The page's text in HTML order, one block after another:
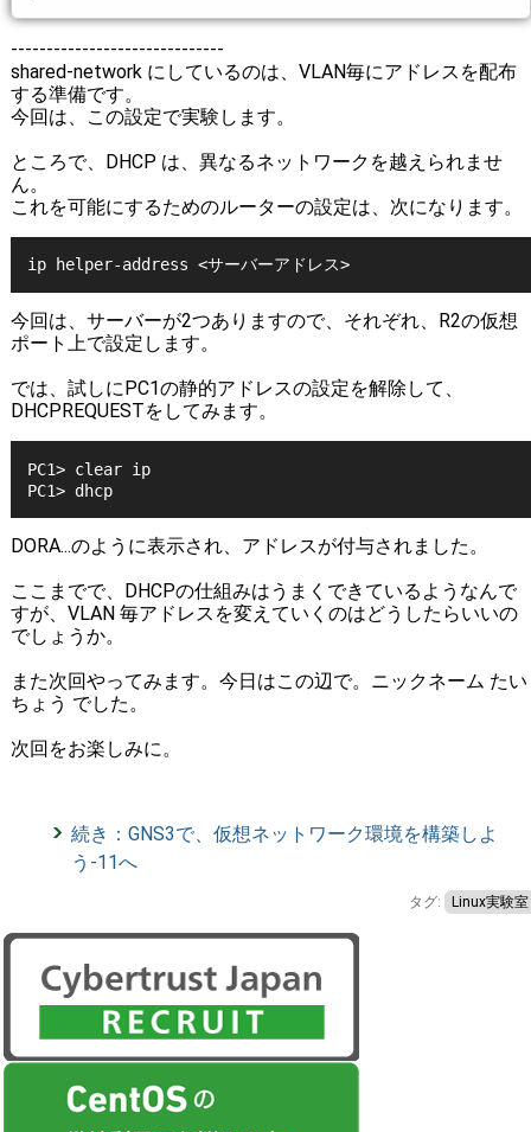
------------------------------
shared-network にしているのは、VLAN毎にアドレスを配布
する準備です。
今回は、この設定で実験します。
ところで、DHCP は、異なるネットワークを越えられませ
ん。
これを可能にするためのルーターの設定は、次になります。
ip helper-address <サーバーアドレス>
今回は、サーバーが2つありますので、それぞれ、R2の仮想
ポート上で設定します。
では、試しにPC1の静的アドレスの設定を解除して、
DHCPREQUESTをしてみます。
PC1> clear ip
PC1> dhcp
DORA...のように表示され、アドレスが付与されました。
ここまでで、DHCPの仕組みはうまくできているようなんで
すが、VLAN 毎アドレスを変えていくのはどうしたらいいの
でしょうか。
また次回やってみます。今日はこの辺で。ニックネーム たい
ちょう でした。
次回をお楽しみに。
続き：GNS3で、仮想ネットワーク環境を構築しよ
う-11へ
タグ: Linux実験室